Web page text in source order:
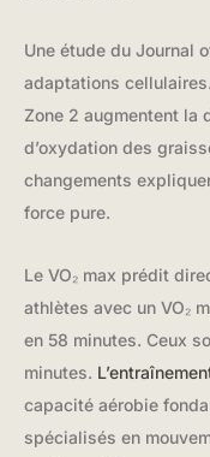
Une étude du Journal
adaptations
Zone 2 augmentent la
d’oxydation des
changements
force pure.
Le VO₂ max prédit
athlètes avec un VO₂
en 58 minutes. Ceux
minutes.
capacité aérobie
spécialisés en